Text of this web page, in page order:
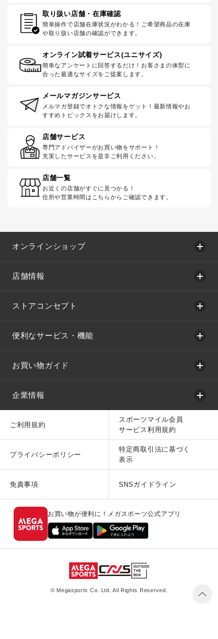
取り扱い店舗・在庫確認
簡単操作で店舗在庫状況がわかる！ご希望商品の在庫
や取り扱い店舗の確認ができます。
オンライン試着サービス(ユニサイズ)
簡単なアンケートに回答するだけ！お客さまの体型に
合った最適なサイズをご提案します。
メールマガジンサービス
メルマガ登録でオトクな情報をゲット！最新情報やお
すすめトピックスをお届けします。
店舗サービス
専門アドバイザーがお買い物をサポート！
充実したサービスを是非ご利用ください。
店舗一覧
お近くの店舗がすぐに見つかる！
住所や営業時間はこちらからご確認できます。
オンラインショップ
店舗情報
ストアコンセプト
便利なサービス・機能
お買い物ガイド
企業情報
ご利用規約
スポーツマイル会員
サービス利用規約
プライバシーポリシー
特定商取引法に基づく
表示
免責事項 SNSガイドライン
お買い物が便利に！メガスポーツ公式アプリ
© Megasports Co. Ltd. All Rights Reserved.